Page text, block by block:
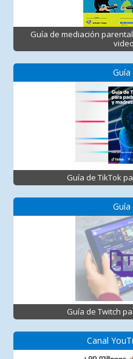
Guía de mediación
Guía de TikTok
Guía de Twitch
Canal